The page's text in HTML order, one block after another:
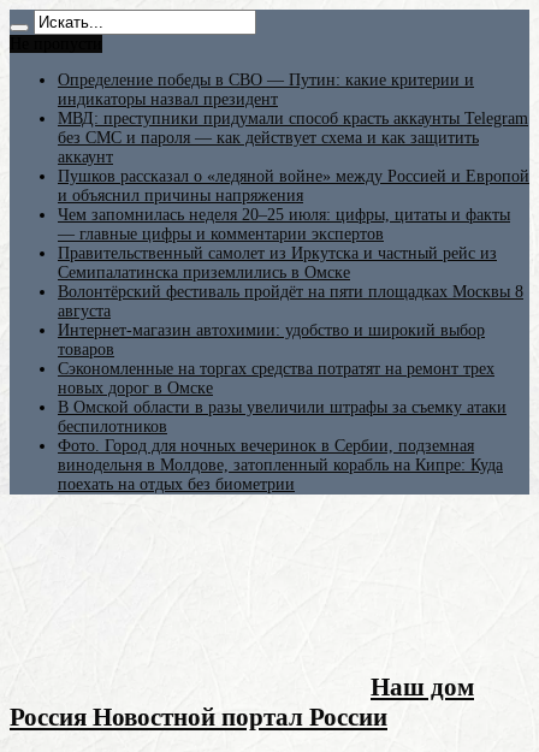
Определение победы в СВО — Путин: какие критерии и
индикаторы назвал президент
МВД: преступники придумали способ красть аккаунты Telegram
без СМС и пароля — как действует схема и как защитить
аккаунт
Пушков рассказал о «ледяной войне» между Россией и Европой
и объяснил причины напряжения
Чем запомнилась неделя 20–25 июля: цифры, цитаты и факты
— главные цифры и комментарии экспертов
Правительственный самолет из Иркутска и частный рейс из
Семипалатинска приземлились в Омске
Волонтёрский фестиваль пройдёт на пяти площадках Москвы 8
августа
Интернет-магазин автохимии: удобство и широкий выбор
товаров
Сэкономленные на торгах средства потратят на ремонт трех
новых дорог в Омске
В Омской области в разы увеличили штрафы за съемку атаки
беспилотников
Фото. Город для ночных вечеринок в Сербии, подземная
винодельня в Молдове, затопленный корабль на Кипре: Куда
поехать на отдых без биометрии
Наш дом
Россия Новостной портал России